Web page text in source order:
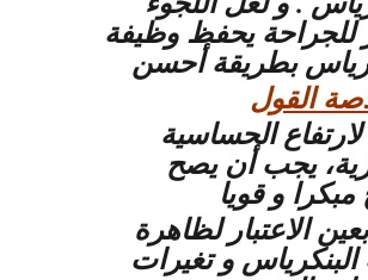
للجراحة يحفظ وظيفة
القول
الحساسية
يجب أن يصح
الاعتبار لظاهرة
و تغيرات